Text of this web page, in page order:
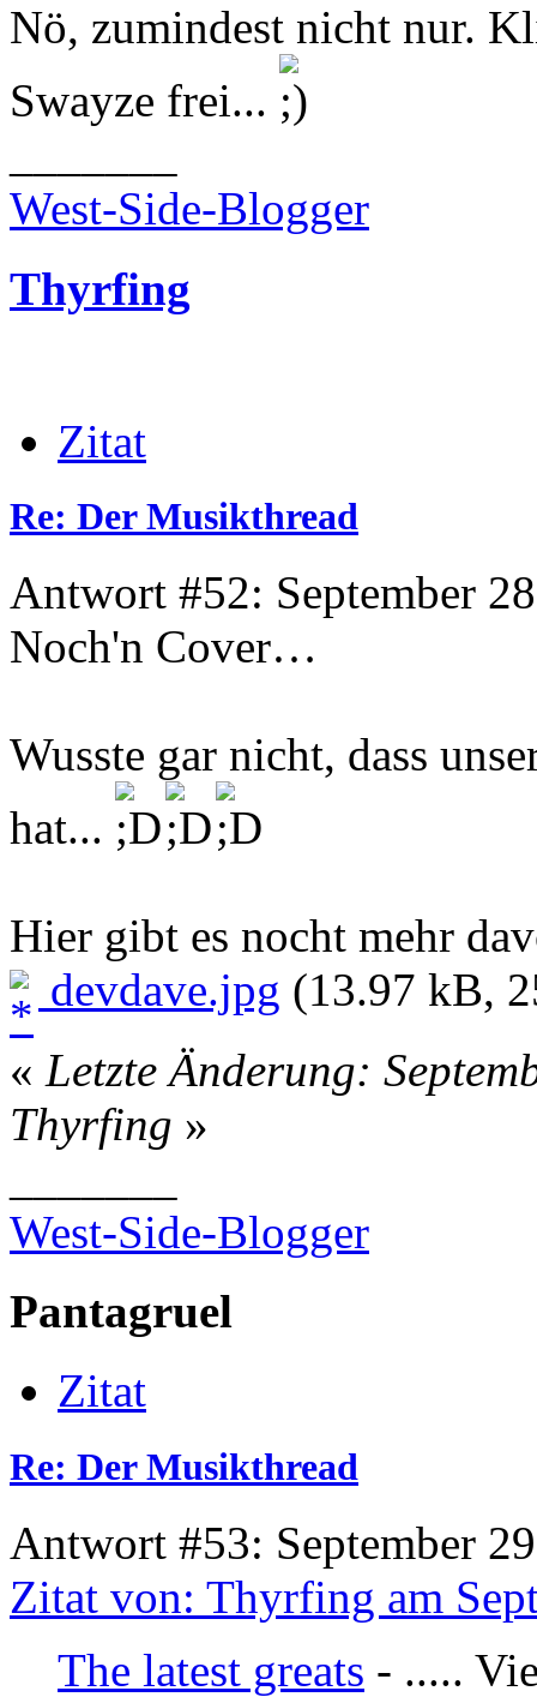
Nö, zumindest nicht nur.
Swayze frei...
West-Side-Blogger
Thyrfing
Zitat
Re: Der Musikthread
Antwort #52: September
Noch'n Cover…
Wusste gar nicht, dass
hat...
Hier gibt es nocht mehr
devdave.jpg (13.97 kB,
« Letzte Änderung:
Thyrfing »
West-Side-Blogger
Pantagruel
Zitat
Re: Der Musikthread
Antwort #53: September
Zitat von: Thyrfing am
The latest greats - .....